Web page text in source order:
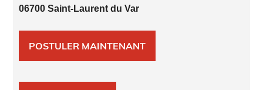
06700 Saint-Laurent du Var
POSTULER MAINTENANT